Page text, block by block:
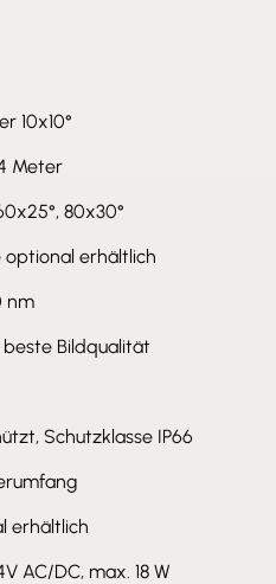
10x10°
Meter
80x30°
optional erhältlich
nm
Bildqualität
Schutzklasse IP66
erhältlich
AC/DC, max. 18 W